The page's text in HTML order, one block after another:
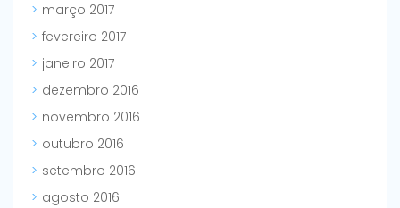
março 2017
fevereiro 2017
janeiro 2017
dezembro 2016
novembro 2016
outubro 2016
setembro 2016
agosto 2016